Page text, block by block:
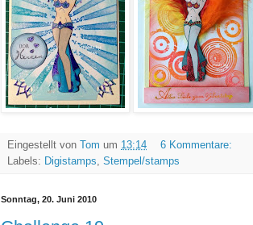
Eingestellt von Tom um 13:14
6 Kommentare:
Labels: Digistamps Stempel/stamps
Sonntag, 20. Juni 2010